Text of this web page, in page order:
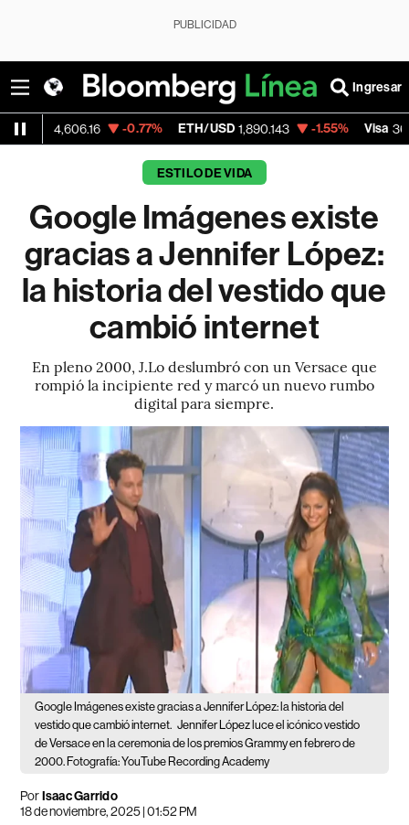
PUBLICIDAD
Ingresar
-0.77% ETH/USD 1,890.143 -1.55% Visa 361.88 -
ESTILO DE VIDA
Google Imágenes existe
gracias a Jennifer López:
la historia del vestido que
cambió internet
En pleno 2000, J.Lo deslumbró con un Versace que
rompió la incipiente red y marcó un nuevo rumbo
digital para siempre.
Google Imágenes existe gracias a Jennifer López: la historia del
vestido que cambió internet. Jennifer López luce el icónico vestido
de Versace en la ceremonia de los premios Grammy en febrero de
2000. Fotografía: YouTube Recording Academy
PorIsaac Garrido
18 de noviembre, 2025 | 01:52 PM